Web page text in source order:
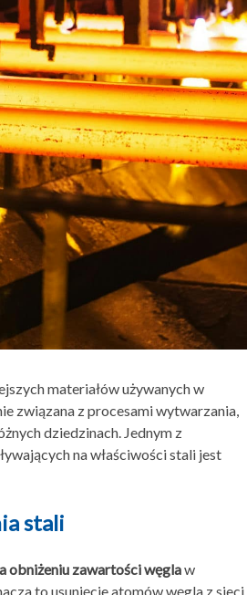
materiałów używanych w
związana z procesami wytwarzania,
dziedzinach. Jednym z
na właściwości stali jest
stali
obniżeniu zawartości węglaw
to usunięcie atomów węgla z sieci